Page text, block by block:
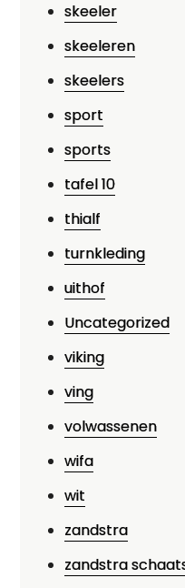
skeeler
skeeleren
skeelers
sport
sports
tafel 10
thialf
turnkleding
uithof
Uncategorized
viking
ving
volwassenen
wifa
wit
zandstra
zandstra